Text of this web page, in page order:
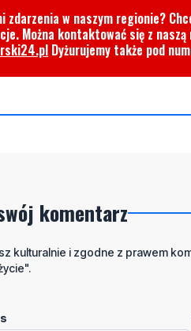
zdarzenia w naszym regionie?
Można kontaktować się z
Dyżurujemy także pod
komentarz
kulturalnie i zgodne z prawem